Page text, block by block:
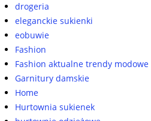
drogeria
eleganckie sukienki
eobuwie
Fashion
Fashion aktualne trendy modowe
Garnitury damskie
Home
Hurtownia sukienek